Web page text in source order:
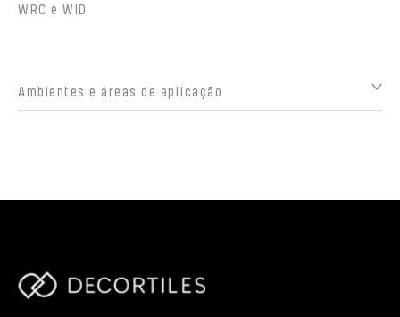
WRC e WID
Ambientes e áreas de aplicação